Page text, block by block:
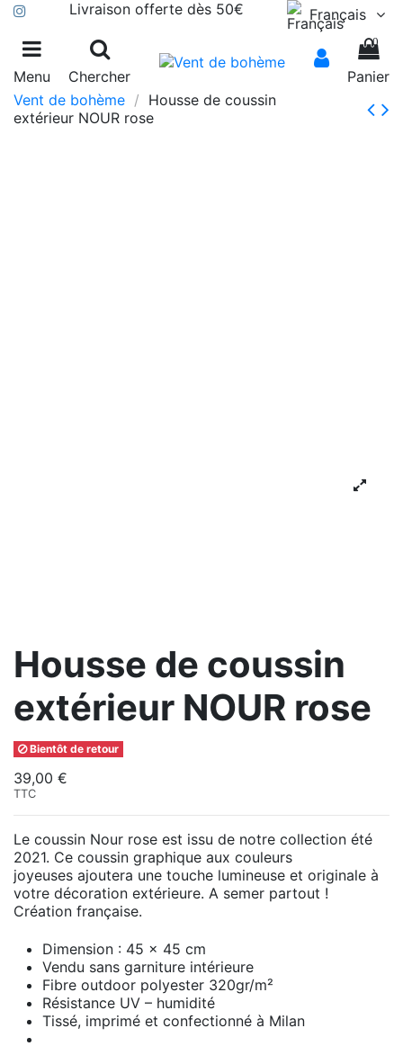
Livraison offerte dès 50€ Français
Menu Chercher
0
Panier
Vent de bohème
Housse de coussin
extérieur NOUR rose
Housse de coussin
extérieur NOUR rose
Bientôt de retour
39,00 €
TTC
Le coussin Nour rose est issu de notre collection été
2021. Ce coussin graphique aux couleurs
joyeuses ajoutera une touche lumineuse et originale à
votre décoration extérieure. A semer partout !
Création française.
Dimension : 45 x 45 cm
Vendu sans garniture intérieure
Fibre outdoor polyester 320gr/m²
Résistance UV – humidité
Tissé, imprimé et confectionné à Milan